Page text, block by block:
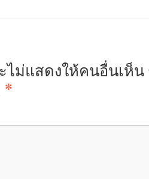
ไม่แสดงให้คนอื่นเห็น
*